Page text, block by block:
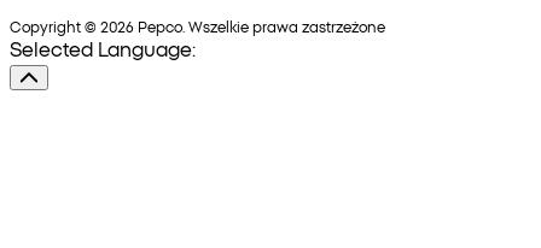
Copyright © 2026 Pepco. Wszelkie prawa zastrzeżone
Selected Language: